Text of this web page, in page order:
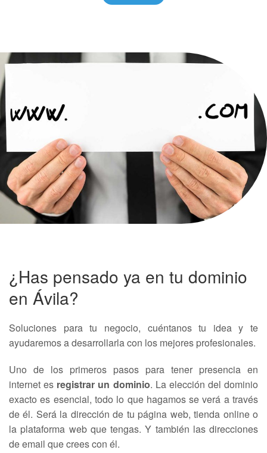
¿Has pensado ya en tu dominio
en Ávila?
Soluciones para tu negocio, cuéntanos tu idea y te
ayudaremos a desarrollarla con los mejores profesionales.
Uno de los primeros pasos para tener presencia en
internet es registrar un dominio. La elección del dominio
exacto es esencial, todo lo que hagamos se verá a través
de él. Será la dirección de tu página web, tienda online o
la plataforma web que tengas. Y también las direcciones
de email que crees con él.